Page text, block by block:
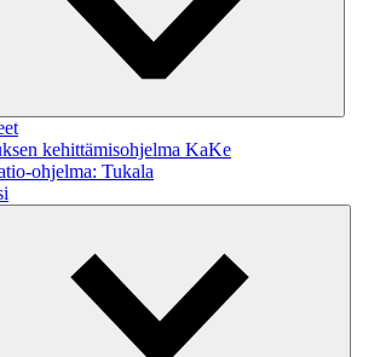
kehittämisohjelma KaKe
ohjelma: Tukala